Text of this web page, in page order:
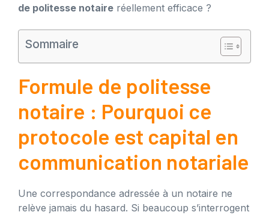
de politesse notaire réellement efficace ?
Sommaire
Formule de politesse
notaire : Pourquoi ce
protocole est capital en
communication notariale
Une correspondance adressée à un notaire ne
relève jamais du hasard. Si beaucoup s’interrogent